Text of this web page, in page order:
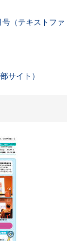
（テキストファ
サイト）